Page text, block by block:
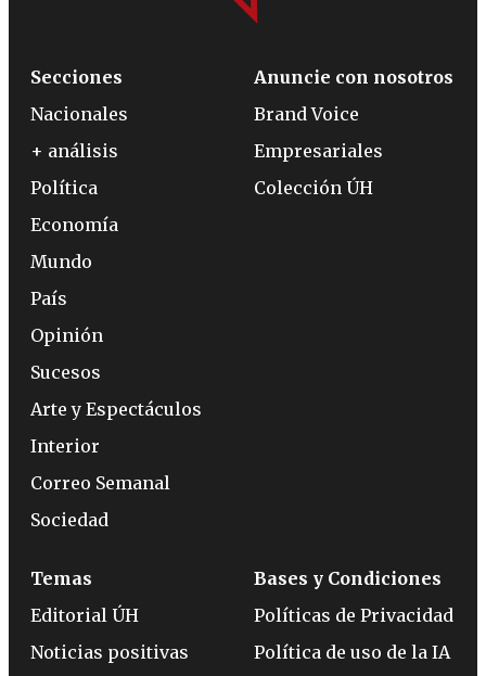
Secciones
Nacionales
+ análisis
Política
Economía
Mundo
País
Opinión
Sucesos
Arte y Espectáculos
Interior
Correo Semanal
Sociedad
Anuncie con nosotros
Brand Voice
Empresariales
Colección ÚH
Temas
Editorial ÚH
Noticias positivas
Bases y Condiciones
Políticas de Privacidad
Política de uso de la IA